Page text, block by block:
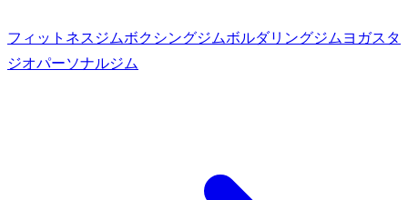
フィットネスジムボクシングジムボルダリングジム ヨガスタ
ジオパーソナルジム